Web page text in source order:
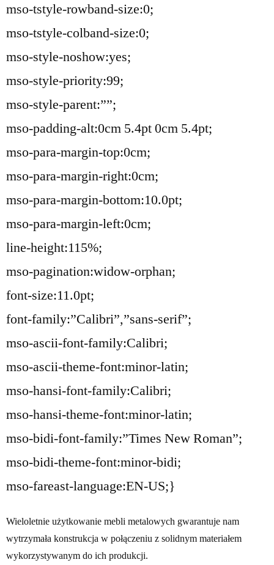
mso-tstyle-rowband-size:0;
mso-tstyle-colband-size:0;
mso-style-noshow:yes;
mso-style-priority:99;
mso-style-parent:””;
mso-padding-alt:0cm 5.4pt 0cm 5.4pt;
mso-para-margin-top:0cm;
mso-para-margin-right:0cm;
mso-para-margin-bottom:10.0pt;
mso-para-margin-left:0cm;
line-height:115%;
mso-pagination:widow-orphan;
font-size:11.0pt;
font-family:”Calibri”,”sans-serif”;
mso-ascii-font-family:Calibri;
mso-ascii-theme-font:minor-latin;
mso-hansi-font-family:Calibri;
mso-hansi-theme-font:minor-latin;
mso-bidi-font-family:”Times New Roman”;
mso-bidi-theme-font:minor-bidi;
mso-fareast-language:EN-US;}
Wieloletnie użytkowanie mebli metalowych gwarantuje nam
wytrzymała konstrukcja w połączeniu z solidnym materiałem
wykorzystywanym do ich produkcji.